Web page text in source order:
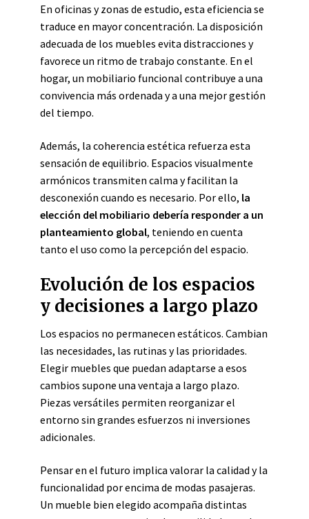
En oficinas y zonas de estudio, esta eficiencia se
traduce en mayor concentración. La disposición
adecuada de los muebles evita distracciones y
favorece un ritmo de trabajo constante. En el
hogar, un mobiliario funcional contribuye a una
convivencia más ordenada y a una mejor gestión
del tiempo.
Además, la coherencia estética refuerza esta
sensación de equilibrio. Espacios visualmente
armónicos transmiten calma y facilitan la
desconexión cuando es necesario. Por ello, la
elección del mobiliario debería responder a un
planteamiento global, teniendo en cuenta
tanto el uso como la percepción del espacio.
Evolución de los espacios
y decisiones a largo plazo
Los espacios no permanecen estáticos. Cambian
las necesidades, las rutinas y las prioridades.
Elegir muebles que puedan adaptarse a esos
cambios supone una ventaja a largo plazo.
Piezas versátiles permiten reorganizar el
entorno sin grandes esfuerzos ni inversiones
adicionales.
Pensar en el futuro implica valorar la calidad y la
funcionalidad por encima de modas pasajeras.
Un mueble bien elegido acompaña distintas